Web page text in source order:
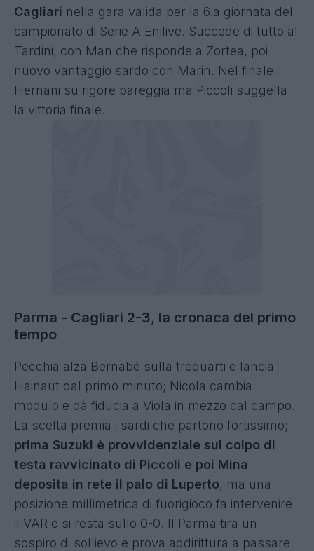
Cagliari nella gara valida per la 6.a giornata del
campionato di Serie A Enilive. Succede di tutto al
Tardini, con Man che risponde a Zortea, poi
nuovo vantaggio sardo con Marin. Nel finale
Hernani su rigore pareggia ma Piccoli suggella
la vittoria finale.
Parma - Cagliari 2-3, la cronaca del primo
tempo
Pecchia alza Bernabé sulla trequarti e lancia
Hainaut dal primo minuto; Nicola cambia
modulo e dà fiducia a Viola in mezzo cal campo.
La scelta premia i sardi che partono fortissimo;
prima Suzuki è provvidenziale sul colpo di
testa ravvicinato di Piccoli e poi Mina
deposita in rete il palo di Luperto, ma una
posizione millimetrica di fuorigioco fa intervenire
il VAR e si resta sullo 0-0. Il Parma tira un
sospiro di sollievo e prova addirittura a passare